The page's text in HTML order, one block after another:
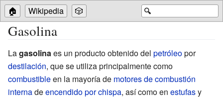
🔍
🏠 Wikipedia 🎲
Gasolina
Lagasolina es un producto obtenido del petróleopor
destilación, que se utiliza principalmente como
combustibleen la mayoría de motores de combustión
internadeencendido por chispa, así como en estufasy